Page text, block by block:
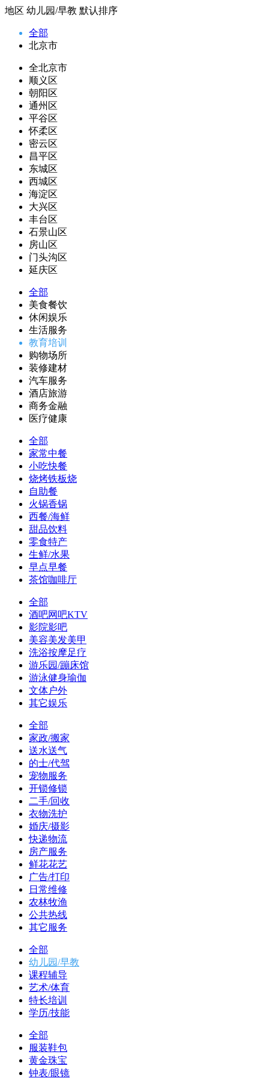
地区 幼儿园/早教 默认排序
全部
北京市
全北京市
顺义区
朝阳区
通州区
平谷区
怀柔区
密云区
昌平区
东城区
西城区
海淀区
大兴区
丰台区
石景山区
房山区
门头沟区
延庆区
全部
美食餐饮
休闲娱乐
生活服务
教育培训
购物场所
装修建材
汽车服务
酒店旅游
商务金融
医疗健康
全部
家常中餐
小吃快餐
烧烤铁板烧
自助餐
火锅香锅
西餐/海鲜
甜品饮料
零食特产
生鲜/水果
早点早餐
茶馆咖啡厅
全部
酒吧网吧KTV
影院影吧
美容美发美甲
洗浴按摩足疗
游乐园/蹦床馆
游泳健身瑜伽
文体户外
其它娱乐
全部
家政/搬家
送水送气
的士/代驾
宠物服务
开锁修锁
二手/回收
衣物洗护
婚庆/摄影
快递物流
房产服务
鲜花花艺
广告/打印
日常维修
农林牧渔
公共热线
其它服务
全部
幼儿园/早教
课程辅导
艺术/体育
特长培训
学历/技能
全部
服装鞋包
黄金珠宝
钟表/眼镜